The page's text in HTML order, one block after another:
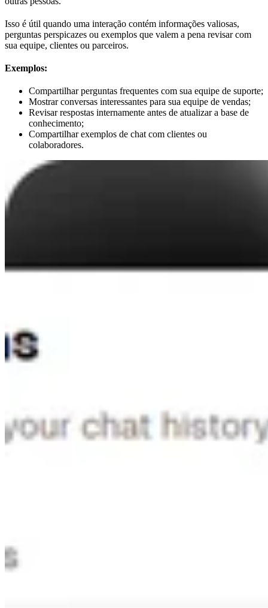
Isso é útil quando uma interação contém informações valiosas,
perguntas perspicazes ou exemplos que valem a pena revisar com
sua equipe, clientes ou parceiros.
Exemplos:
Compartilhar perguntas frequentes com sua equipe de suporte;
Mostrar conversas interessantes para sua equipe de vendas;
Revisar respostas internamente antes de atualizar a base de
conhecimento;
Compartilhar exemplos de chat com clientes ou
colaboradores.